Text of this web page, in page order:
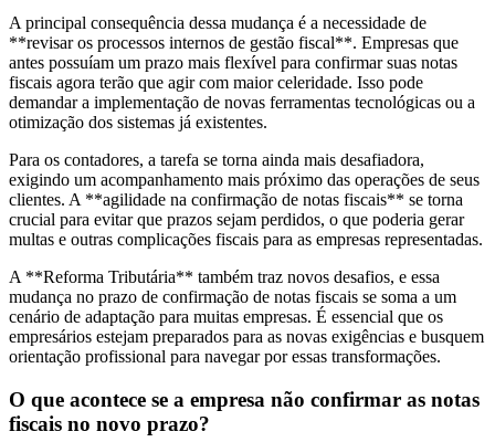
A principal consequência dessa mudança é a necessidade de
**revisar os processos internos de gestão fiscal**. Empresas que
antes possuíam um prazo mais flexível para confirmar suas notas
fiscais agora terão que agir com maior celeridade. Isso pode
demandar a implementação de novas ferramentas tecnológicas ou a
otimização dos sistemas já existentes.
Para os contadores, a tarefa se torna ainda mais desafiadora,
exigindo um acompanhamento mais próximo das operações de seus
clientes. A **agilidade na confirmação de notas fiscais** se torna
crucial para evitar que prazos sejam perdidos, o que poderia gerar
multas e outras complicações fiscais para as empresas representadas.
A **Reforma Tributária** também traz novos desafios, e essa
mudança no prazo de confirmação de notas fiscais se soma a um
cenário de adaptação para muitas empresas. É essencial que os
empresários estejam preparados para as novas exigências e busquem
orientação profissional para navegar por essas transformações.
O que acontece se a empresa não confirmar as notas
fiscais no novo prazo?